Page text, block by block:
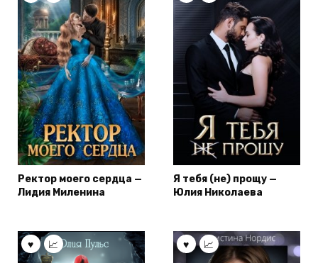
Ректор моего сердца —
Лидия Миленина
Я тебя (не) прощу —
Юлия Николаева